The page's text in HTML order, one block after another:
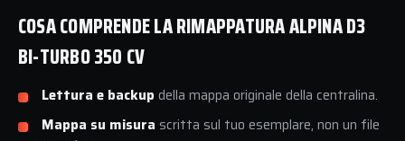
COSA COMPRENDE LA RIMAPPATURA ALPINA D3
BI-TURBO 350 CV
Lettura e backup della mappa originale della centralina.
Mappa su misura scritta sul tuo esemplare, non un file